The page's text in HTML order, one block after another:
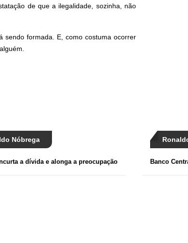
de que a ilegalidade, sozinha, não
sendo formada. E, como costuma ocorrer
Nóbrega
a dívida e alonga a preocupação Banco